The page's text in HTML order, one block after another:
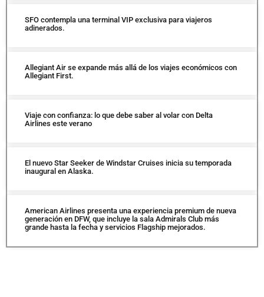
SFO contempla una terminal VIP exclusiva para viajeros
adinerados.
Allegiant Air se expande más allá de los viajes económicos con
Allegiant First.
Viaje con confianza: lo que debe saber al volar con Delta
Airlines este verano
El nuevo Star Seeker de Windstar Cruises inicia su temporada
inaugural en Alaska.
American Airlines presenta una experiencia premium de nueva
generación en DFW, que incluye la sala Admirals Club más
grande hasta la fecha y servicios Flagship mejorados.